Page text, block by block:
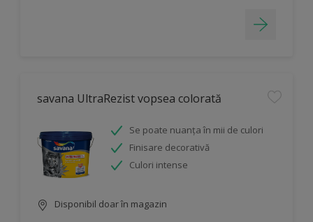
savana UltraRezist vopsea colorată
Se poate nuanța în mii de culori
Finisare decorativă
Culori intense
Disponibil doar în magazin